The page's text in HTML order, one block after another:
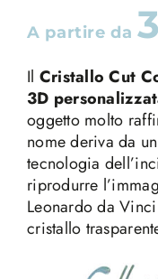
A partire da
Il Cristallo Cut
3D
oggetto molto
nome deriva da
tecnologia
riprodurre
Leonardo da
cristallo